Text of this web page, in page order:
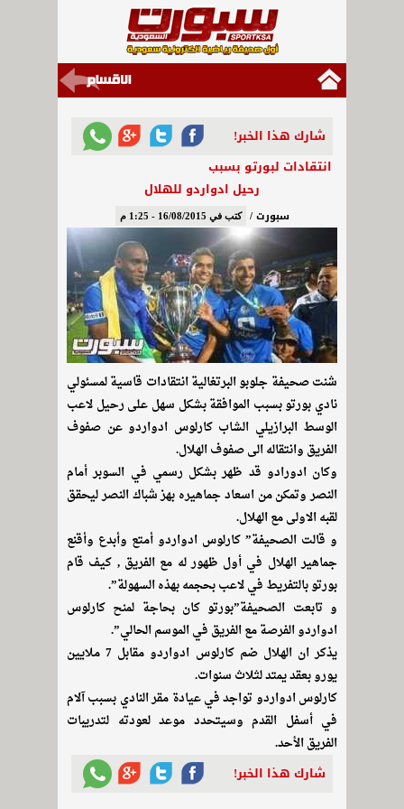
شارك هذا الخبر!
انتقادات لبورتو بسبب
رحيل ادواردو للهلال
سبورت / كتب في 16/08/2015 - 1:25 م
شنت صحيفة جلوبو البرتغالية انتقادات قاسية لمسئولي
نادي بورتو بسبب الموافقة بشكل سهل على رحيل لاعب
الوسط البرازيلي الشاب كارلوس ادواردو عن صفوف
الفريق وانتقاله الى صفوف الهلال.
وكان ادورادو قد ظهر بشكل رسمي في السوبر أمام
النصر وتمكن من اسعاد جماهيره بهز شباك النصر ليحقق
لقبه الاولى مع الهلال.
و قالت الصحيفة” كارلوس ادواردو أمتع وأبدع وأقنع
جماهير الهلال في أول ظهور له مع الفريق , كيف قام
بورتو بالتفريط في لاعب بحجمه بهذه السهولة”.
و تابعت الصحيفة”بورتو كان بحاجة لمنح كارلوس
ادواردو الفرصة مع الفريق في الموسم الحالي”.
يذكر ان الهلال ضم كارلوس ادواردو مقابل 7 ملايين
يورو بعقد يمتد لثلاث سنوات.
كارلوس ادواردو تواجد في عيادة مقر النادي بسبب آلام
في أسفل القدم وسيتحدد موعد لعودته لتدريبات
الفريق الأحد.
شارك هذا الخبر!